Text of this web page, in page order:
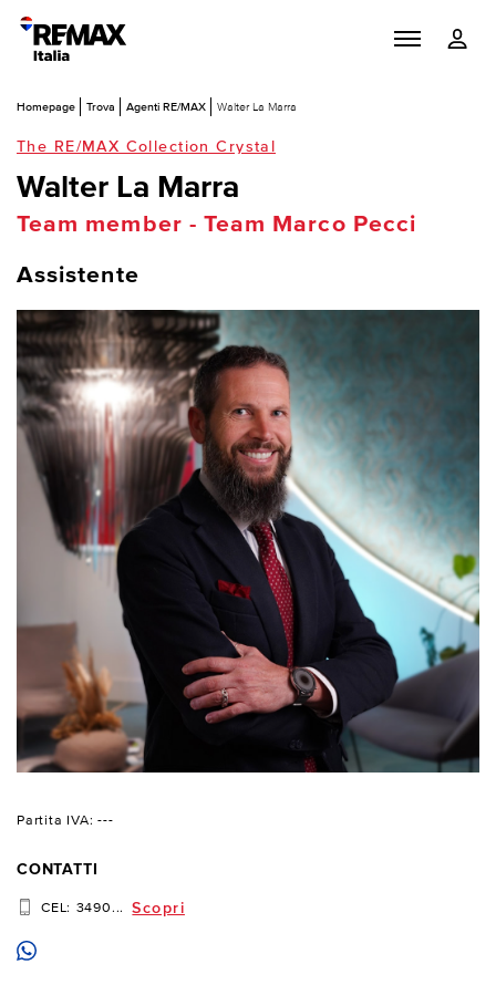
Homepage Trova Agenti RE/MAX Walter La Marra
The RE/MAX Collection Crystal
Walter La Marra
Team member - Team Marco Pecci
Assistente
Partita IVA: ---
CONTATTI
CEL: 3490... Scopri